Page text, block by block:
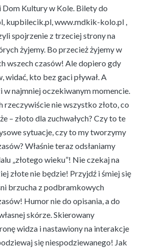
Kultury w Kole. Bilety do
kupbilecik.pl, www.mdkik-kolo.pl ,
spojrzenie z trzeciej strony na
żyjemy. Bo przecież żyjemy w
wszech czasów! Ale dopiero gdy
widać, kto bez gaci pływał. A
w najmniej oczekiwanym momencie.
rzeczywiście nie wszystko złoto, co
– złoto dla zuchwałych? Czy to te
sytuacje, czy to my tworzymy
Właśnie teraz odsłaniamy
„złotego wieku”! Nie czekaj na
złote nie będzie! Przyjdź i śmiej się
brzucha z podbramkowych
Humor nie do opisania, a do
skórze. Skierowany
widza i nastawiony na interakcje
się niespodziewanego! Jak